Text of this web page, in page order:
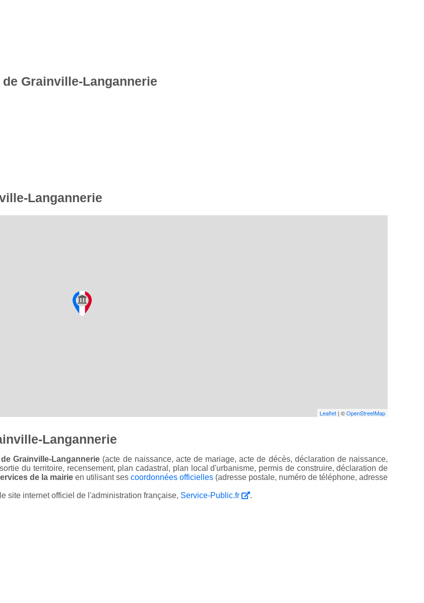
Grainville-Langannerie
Langannerie
Leaflet | ©OpenStreetMap
Langannerie
Grainville-Langannerie (acte de naissance, acte de mariage, acte de décès, déclaration de naissance,
du territoire, recensement, plan cadastral, plan local d'urbanisme, permis de construire, déclaration de
de la mairie en utilisant ses coordonnées officielles (adresse postale, numéro de téléphone, adresse
site internet officiel de l'administration française, Service-Public.fr .